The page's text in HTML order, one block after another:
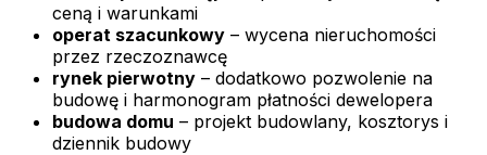
ceną i warunkami
operat szacunkowy – wycena nieruchomości
przez rzeczoznawcę
rynek pierwotny – dodatkowo pozwolenie na
budowę i harmonogram płatności dewelopera
budowa domu – projekt budowlany, kosztorys i
dziennik budowy